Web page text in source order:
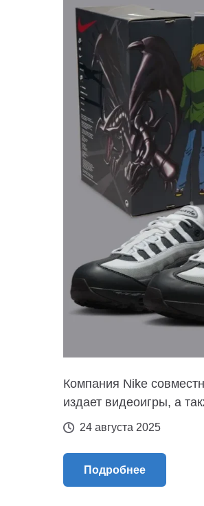
Компания Nike
издает видеоигры, а
24 августа 2025
Подробнее